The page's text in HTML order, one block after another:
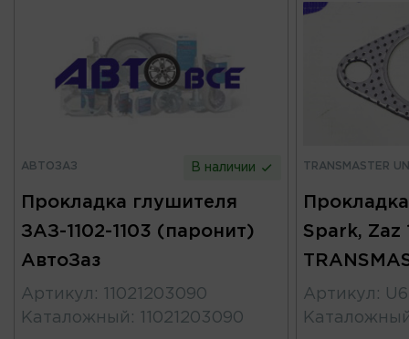
АВТОЗАЗ В наличии
Прокладка глушителя
ЗАЗ-1102-1103 (паронит)
АвтоЗаз
Артикул :
11021203090
Каталожный : 11021203090
TRANSMASTER
Spark, Zaz
Артикул :